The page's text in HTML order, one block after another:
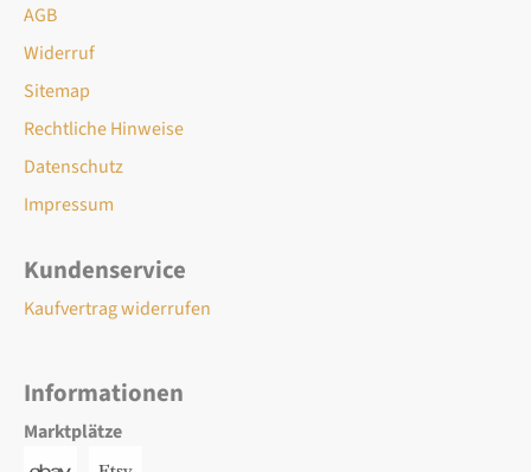
AGB
Widerruf
Sitemap
Rechtliche Hinweise
Datenschutz
Impressum
Kundenservice
Kaufvertrag widerrufen
Informationen
Marktplätze